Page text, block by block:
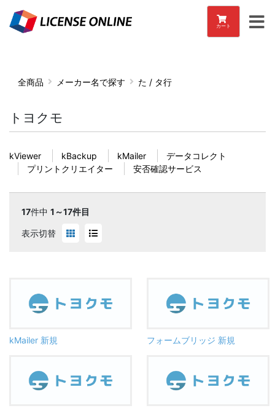
カート
全商品 メーカー名で探す た / タ行
トヨクモ
kViewer kBackup kMailer
データコレクト
プリントクリエイター
安否確認サービス
17件中 1～17件目
表示切替
kMailer 新規 フォームブリッジ 新規